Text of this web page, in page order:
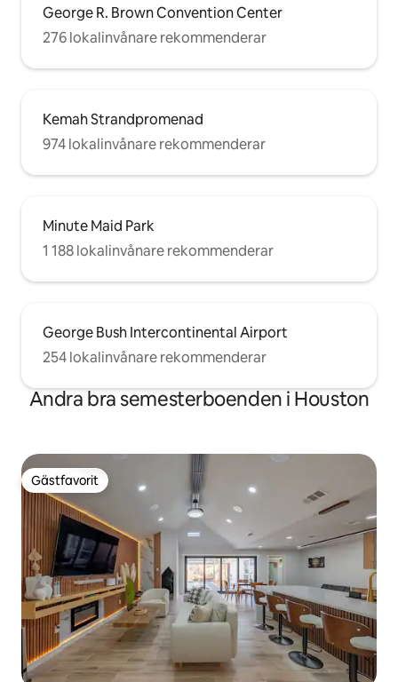
George R. Brown Convention Center
276 lokalinvånare rekommenderar
Kemah Strandpromenad
974 lokalinvånare rekommenderar
Minute Maid Park
1 188 lokalinvånare rekommenderar
George Bush Intercontinental Airport
254 lokalinvånare rekommenderar
Andra bra semesterboenden i Houston
Gästfavorit
Gästfavorit